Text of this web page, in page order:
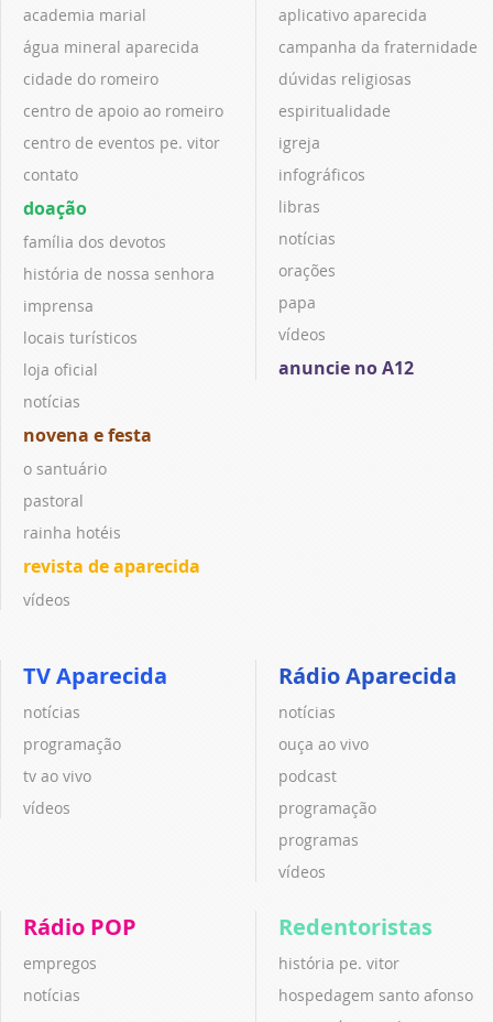
academia marial
água mineral aparecida
cidade do romeiro
centro de apoio ao romeiro
centro de eventos pe. vitor
contato
doação
família dos devotos
história de nossa senhora
imprensa
locais turísticos
loja oficial
notícias
novena e festa
o santuário
pastoral
rainha hotéis
revista de aparecida
vídeos
aplicativo aparecida
campanha da fraternidade
dúvidas religiosas
espiritualidade
igreja
infográficos
libras
notícias
orações
papa
vídeos
anuncie no A12
TV Aparecida
notícias
programação
tv ao vivo
vídeos
Rádio Aparecida
notícias
ouça ao vivo
podcast
programação
programas
vídeos
Rádio POP
empregos
notícias
Redentoristas
história pe. vitor
hospedagem santo afonso